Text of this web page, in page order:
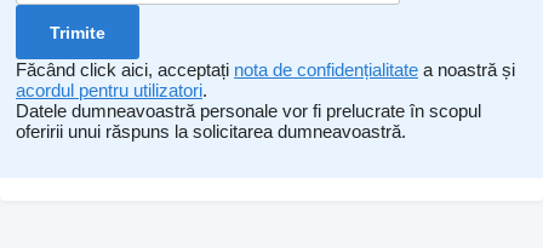
Făcând click aici, acceptați nota de confidențialitate a noastră și
acordul pentru utilizatori.
Datele dumneavoastră personale vor fi prelucrate în scopul
oferirii unui răspuns la solicitarea dumneavoastră.